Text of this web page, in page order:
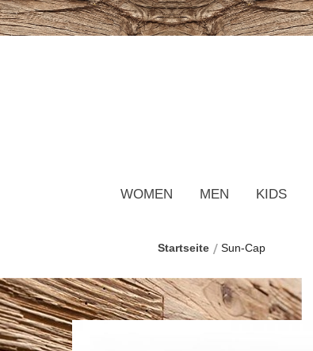
WOMEN MEN KIDS
Startseite Sun-Cap
Zum
Ende